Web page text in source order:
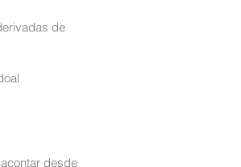
de
desde